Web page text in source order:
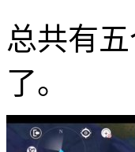
总共有
了。